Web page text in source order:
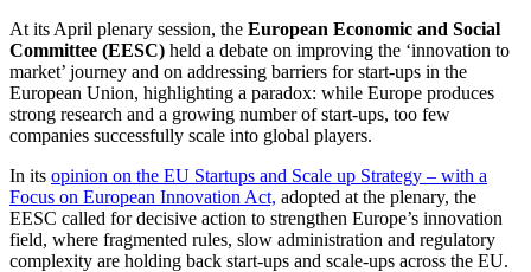
At its April plenary session, the European Economic and Social
Committee (EESC) held a debate on improving the ‘innovation to
market’ journey and on addressing barriers for start-ups in the
European Union, highlighting a paradox: while Europe produces
strong research and a growing number of start-ups, too few
companies successfully scale into global players.
In its opinion on the EU Startups and Scale up Strategy – with a
Focus on European Innovation Act, adopted at the plenary, the
EESC called for decisive action to strengthen Europe’s innovation
field, where fragmented rules, slow administration and regulatory
complexity are holding back start-ups and scale-ups across the EU.